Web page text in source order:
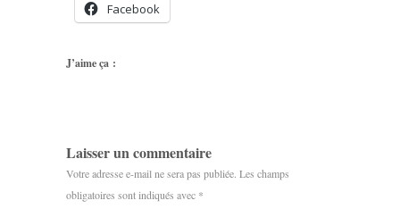
Facebook
J’aime ça :
Laisser un commentaire
Votre adresse e-mail ne sera pas publiée. Les champs
obligatoires sont indiqués avec *